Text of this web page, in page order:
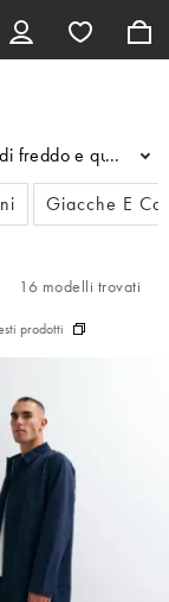
freddo e qui sei
...
Giacche E
16 modelli trovati
prodotti